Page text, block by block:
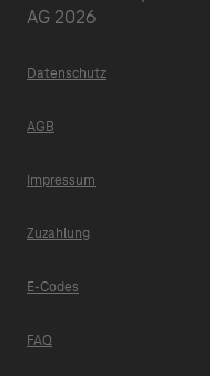
AG 2026
Datenschutz
AGB
Impressum
Zuzahlung
E-Codes
FAQ